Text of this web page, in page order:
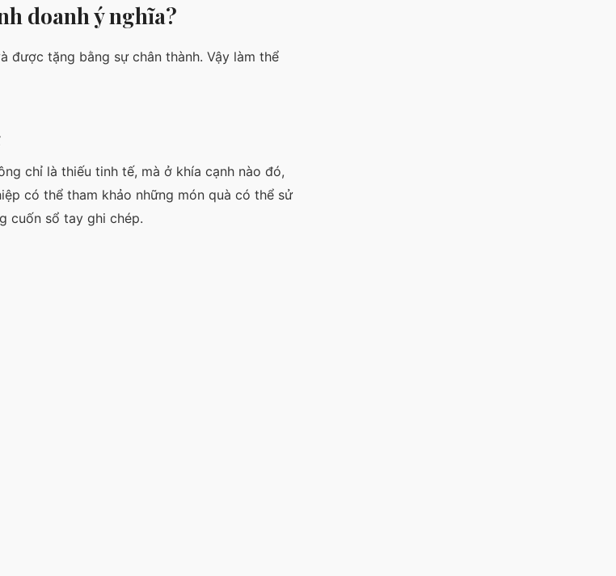
doanh ý nghĩa?
được tặng bằng sự chân thành. Vậy làm thể
chỉ là thiếu tinh tế, mà ở khía cạnh nào đó,
có thể tham khảo những món quà có thể sử
cuốn sổ tay ghi chép.